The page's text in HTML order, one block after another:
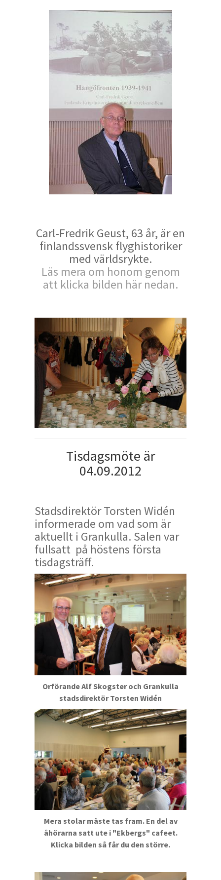
Carl-Fredrik Geust, 63 år, är en
finlandssvensk flyghistoriker
med världsrykte.
Läs mera om honom genom
att klicka bilden här nedan.
Tisdagsmöte är
04.09.2012
Stadsdirektör Torsten Widén
informerade om vad som är
aktuellt i Grankulla. Salen var
fullsatt på höstens första
tisdagsträff.
Orförande Alf Skogster och Grankulla
stadsdirektör Torsten Widén
Mera stolar måste tas fram. En del av
åhörarna satt ute i "Ekbergs" cafeet.
Klicka bilden så får du den större.